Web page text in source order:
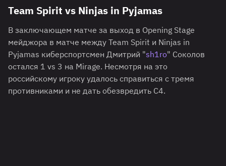
Team Spirit vs Ninjas in Pyjamas
В заключающем матче за выход в Opening Stage
мейджора в матче между Team Spirit и Ninjas in
Pyjamas киберспортсмен Дмитрий "sh1ro" Соколов
остался 1 vs 3 на Mirage. Несмотря на это
российскому игроку удалось справиться с тремя
противниками и не дать обезвредить C4.